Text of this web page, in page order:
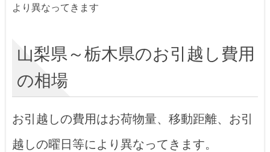
より異なってきます
山梨県～栃木県のお引越し費用
の相場
お引越しの費用はお荷物量、移動距離、お引
越しの曜日等により異なってきます。